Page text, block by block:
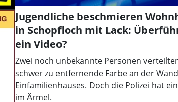
Jugendliche beschmieren
in Schopfloch mit Lack:
ein Video?
Zwei noch unbekannte Personen
schwer zu entfernende Farbe an der
Einfamilienhauses. Doch die Polizei hat
im Ärmel.